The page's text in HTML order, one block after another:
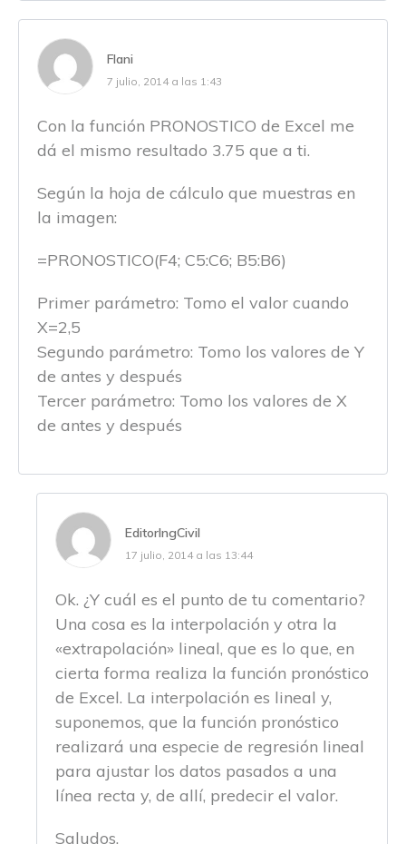
Flani
7 julio, 2014 a las 1:43
Con la función PRONOSTICO de Excel me
dá el mismo resultado 3.75 que a ti.
Según la hoja de cálculo que muestras en
la imagen:
=PRONOSTICO(F4; C5:C6; B5:B6)
Primer parámetro: Tomo el valor cuando
X=2,5
Segundo parámetro: Tomo los valores de Y
de antes y después
Tercer parámetro: Tomo los valores de X
de antes y después
EditorIngCivil
17 julio, 2014 a las 13:44
Ok. ¿Y cuál es el punto de tu comentario?
Una cosa es la interpolación y otra la
«extrapolación» lineal, que es lo que, en
cierta forma realiza la función pronóstico
de Excel. La interpolación es lineal y,
suponemos, que la función pronóstico
realizará una especie de regresión lineal
para ajustar los datos pasados a una
línea recta y, de allí, predecir el valor.
Saludos.